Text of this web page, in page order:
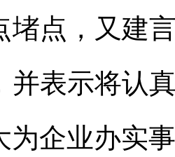
堵点，又建
并表示将认
为企业办实